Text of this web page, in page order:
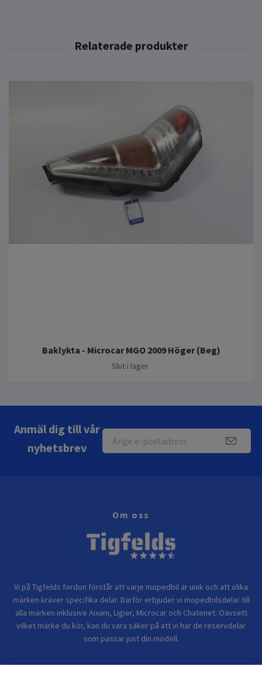
Baklykta - Microcar MGO 2009 Höger (Beg)
Slut i lager
Anmäl dig till vår
nyhetsbrev
Om oss
Vi på Tigfelds fordon förstår att varje mopedbil är unik och att olika
märken kräver specifika delar. Därför erbjuder vi mopedbilsdelar till
alla märken inklusive Aixam, Ligier, Microcar och Chatenet. Oavsett
vilket märke du kör, kan du vara säker på att vi har de reservdelar
som passar just din modell.